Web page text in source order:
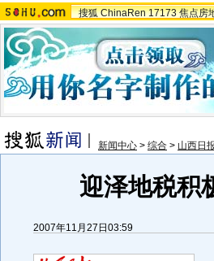
搜狐 ChinaRen 17173 焦点房
新闻中心 > 综合 > 山西日
迎泽地税积
2007年11月27日03:59